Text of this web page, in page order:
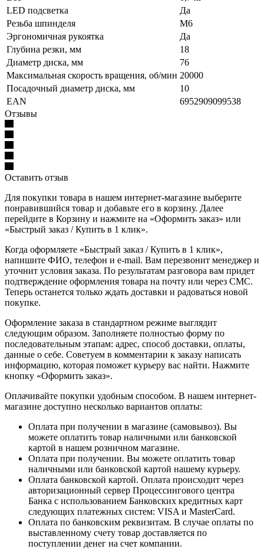
LED подсветка
Да
Резьба шпинделя
М6
Эргономичная рукоятка
Да
Глубина резки, мм
18
Диаметр диска, мм
76
Максимальная скорость вращения, об/мин 20000
Посадочный диаметр диска, мм
10
EAN
6952909099538
Отзывы
Оставить отзыв
Для покупки товара в нашем интернет-магазине выберите
понравившийся товар и добавьте его в корзину. Далее
перейдите в Корзину и нажмите на «Оформить заказ» или
«Быстрый заказ / Купить в 1 клик».
Когда оформляете «Быстрый заказ / Купить в 1 клик»,
напишите ФИО, телефон и e-mail. Вам перезвонит менеджер и
уточнит условия заказа. По результатам разговора вам придет
подтверждение оформления товара на почту или через СМС.
Теперь останется только ждать доставки и радоваться новой
покупке.
Оформление заказа в стандартном режиме выглядит
следующим образом. Заполняете полностью форму по
последовательным этапам: адрес, способ доставки, оплаты,
данные о себе. Советуем в комментарии к заказу написать
информацию, которая поможет курьеру вас найти. Нажмите
кнопку «Оформить заказ».
Оплачивайте покупки удобным способом. В нашем интернет-
магазине доступно несколько вариантов оплаты:
Оплата при получении в магазине (самовывоз). Вы
можете оплатить товар наличными или банковской
картой в нашем розничном магазине.
Оплата при получении. Вы можете оплатить товар
наличными или банковской картой нашему курьеру.
Оплата банковской картой. Оплата происходит через
авторизационный сервер Процессингового центра
Банка с использованием Банковских кредитных карт
следующих платежных систем: VISA и MasterCard.
Оплата по банковским реквизитам. В случае оплаты по
выставленному счету товар доставляется по
поступлении денег на счет компании.